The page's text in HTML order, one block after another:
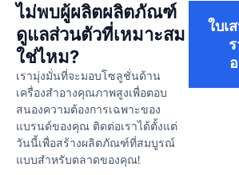
ไม่พบผู้ผลิตผลิตภัณฑ์
ดูแลส่วนตัวที่เหมาะสม
ใช่ไหม?
เรามุ่งมั่นที่จะมอบโซลูชั่นด้าน
เครื่องสำอางคุณภาพสูงเพื่อตอบ
สนองความต้องการเฉพาะของ
แบรนด์ของคุณ ติดต่อเราได้ตั้งแต่
วันนี้เพื่อสร้างผลิตภัณฑ์ที่สมบูรณ์
แบบสำหรับตลาดของคุณ!
ใบเ